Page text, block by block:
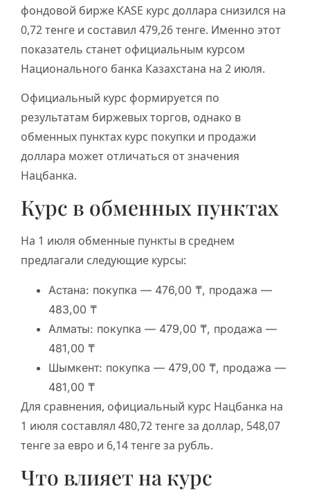
фондовой бирже KASE курс доллара снизился на
0,72 тенге и составил 479,26 тенге. Именно этот
показатель станет официальным курсом
Национального банка Казахстана на 2 июля.
Официальный курс формируется по
результатам биржевых торгов, однако в
обменных пунктах курс покупки и продажи
доллара может отличаться от значения
Нацбанка.
Курс в обменных пунктах
На 1 июля обменные пункты в среднем
предлагали следующие курсы:
Астана: покупка — 476,00 ₸, продажа —
483,00 ₸
Алматы: покупка — 479,00 ₸, продажа —
481,00 ₸
Шымкент: покупка — 479,00 ₸, продажа —
481,00 ₸
Для сравнения, официальный курс Нацбанка на
1 июля составлял 480,72 тенге за доллар, 548,07
тенге за евро и 6,14 тенге за рубль.
Что влияет на курс